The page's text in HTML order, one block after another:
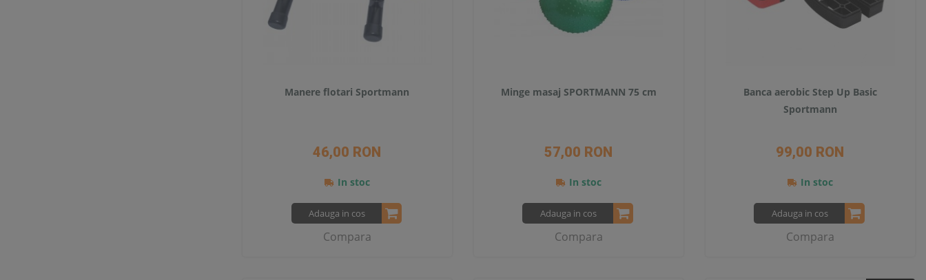
Manere flotari Sportmann
46,00 RON
In stoc
Adauga in cos
Compara
Minge masaj SPORTMANN 75 cm
57,00 RON
In stoc
Adauga in cos
Compara
Banca aerobic Step Up Basic
Sportmann
99,00 RON
In stoc
Adauga in cos
Compara